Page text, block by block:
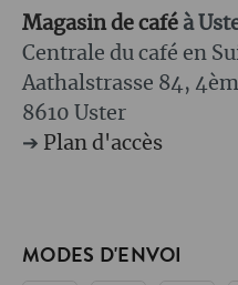
Magasin de café à
Centrale du café en
Aathalstrasse 84,
8610 Uster
➔ Plan d'accès
MODES D'ENVOI